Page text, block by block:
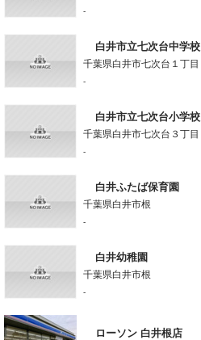
-
白井市立七次台中学校
千葉県白井市七次台１丁目
-
白井市立七次台小学校
千葉県白井市七次台３丁目
-
白井ふたば保育園
千葉県白井市根
-
白井幼稚園
千葉県白井市根
-
ローソン 白井根店